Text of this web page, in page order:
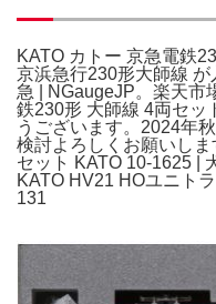
KATO カトー 京急電鉄
京浜急行230形大師線
急 | NGaugeJP。楽天市
鉄230形 大師線 4両セッ
うございます。2024年
検討よろしくお願いし
セット KATO 10-1625 |
KATO HV21 HOユニト
131